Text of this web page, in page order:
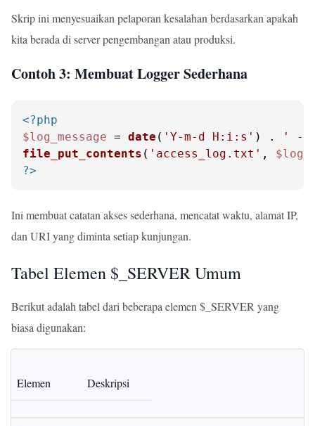
Skrip ini menyesuaikan pelaporan kesalahan berdasarkan apakah
kita berada di server pengembangan atau produksi.
Contoh 3: Membuat Logger Sederhana
<?php
$log_message = date ( 'Y-m-d H:i:s' ) .
' -
file_put_contents ( 'access_log.txt' ,
?>
Ini membuat catatan akses sederhana, mencatat waktu, alamat IP,
dan URI yang diminta setiap kunjungan.
Tabel Elemen $_SERVER Umum
Berikut adalah tabel dari beberapa elemen $_SERVER yang
biasa digunakan:
Elemen Deskripsi